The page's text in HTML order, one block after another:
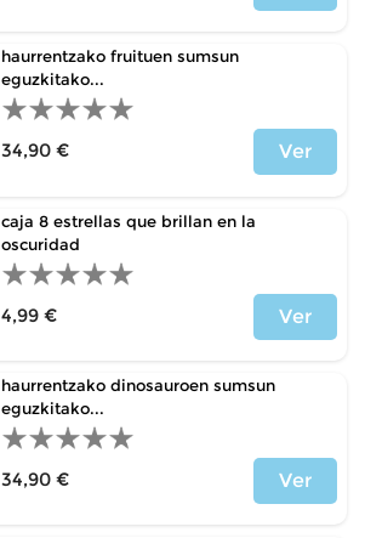
haurrentzako fruituen sumsun
eguzkitako...
34,90 €
Ver
caja 8 estrellas que brillan en la
oscuridad
4,99 €
Ver
haurrentzako dinosauroen sumsun
eguzkitako...
34,90 €
Ver